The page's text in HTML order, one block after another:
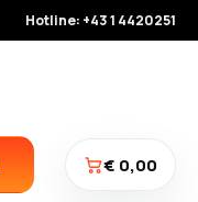
Hotline: +43 1 4420251
€ 0,00